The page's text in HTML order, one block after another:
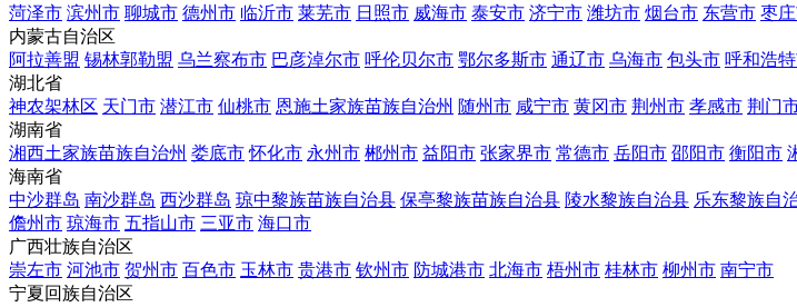
菏泽市 滨州市 聊城市 德州市 临沂市 莱芜市 日照市 威海市 泰安市 济宁市 潍坊市 烟台市 东营市 枣
内蒙古自治区
阿拉善盟 锡林郭勒盟 乌兰察布市 巴彦淖尔市 呼伦贝尔市 鄂尔多斯市 通辽市 乌海市 包头市 呼和浩
湖北省
神农架林区 天门市 潜江市 仙桃市 恩施土家族苗族自治州 随州市 咸宁市 黄冈市 荆州市 孝感市 荆门
湖南省
湘西土家族苗族自治州 娄底市 怀化市 永州市 郴州市 益阳市 张家界市 常德市 岳阳市 邵阳市 衡阳市
海南省
中沙群岛 南沙群岛 西沙群岛 琼中黎族苗族自治县 保亭黎族苗族自治县 陵水黎族自治县 乐东黎族自
儋州市 琼海市 五指山市 三亚市 海口市
广西壮族自治区
崇左市 河池市 贺州市 百色市 玉林市 贵港市 钦州市 防城港市 北海市 梧州市 桂林市 柳州市 南宁市
宁夏回族自治区